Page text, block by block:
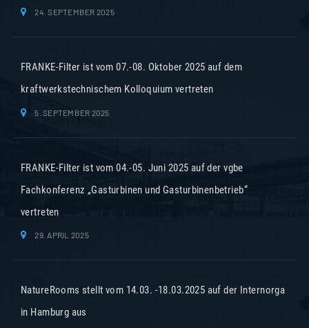
24. SEPTEMBER 2025
FRANKE-Filter ist vom 07.-08. Oktober 2025 auf dem
kraftwerkstechnischem Kolloquium vertreten
5. SEPTEMBER 2025
FRANKE-Filter ist vom 04.-05. Juni 2025 auf der vgbe
Fachkonferenz „Gasturbinen und Gasturbinenbetrieb“
vertreten
29. APRIL 2025
NatureRooms stellt vom 14.03. -18.03.2025 auf der Internorga
in Hamburg aus